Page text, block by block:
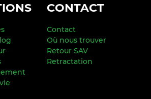
CONTACT
Contact
Où nous trouver
Retour SAV
Retractation